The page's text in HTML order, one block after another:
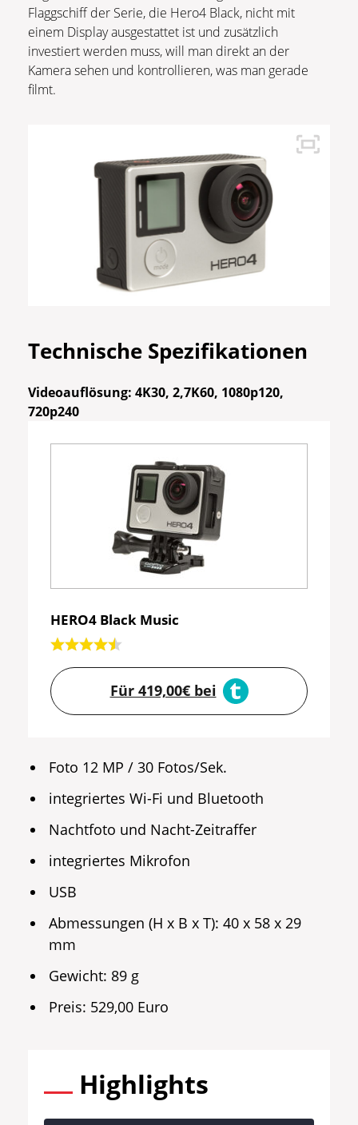
Flaggschiff der Serie, die Hero4 Black, nicht mit
einem Display ausgestattet ist und zusätzlich
investiert werden muss, will man direkt an der
Kamera sehen und kontrollieren, was man gerade
filmt.
Technische Spezifikationen
Videoauflösung: 4K30, 2,7K60, 1080p120,
720p240
HERO4 Black Music
Für 419,00€ bei
Foto 12 MP / 30 Fotos/Sek.
integriertes Wi-Fi und Bluetooth
Nachtfoto und Nacht-Zeitraffer
integriertes Mikrofon
USB
Abmessungen (H x B x T): 40 x 58 x 29
mm
Gewicht: 89 g
Preis: 529,00 Euro
Highlights